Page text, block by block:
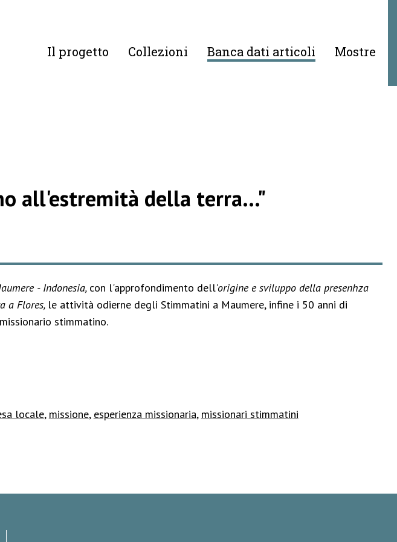
Il progetto Collezioni Banca dati articoli Mostre
all'estremità della terra..."
- Indonesia, con l'approfondimento dell'origine e sviluppo della presenhza
a Flores, le attività odierne degli Stimmatini a Maumere, infine i 50 anni di
stimmatino.
locale, missione, esperienza missionaria, missionari stimmatini